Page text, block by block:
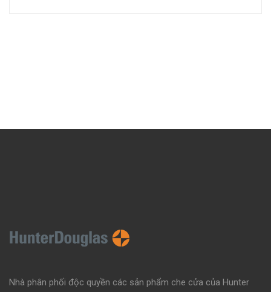
Nhà phân phối độc quyền các sản phẩm che cửa của Hunter